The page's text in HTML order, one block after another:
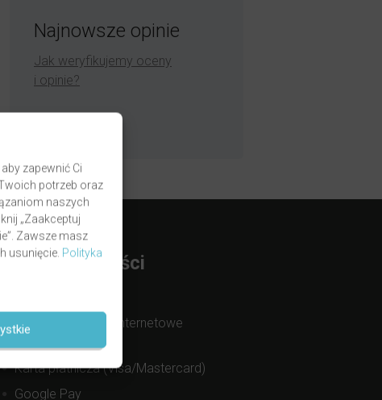
zapewnić Ci
potrzeb oraz
naszych
„Zaakceptuj
Zawsze masz
usunięcie. Polityka
Najnowsze opinie
Jak weryfikujemy oceny
i opinie?
Formy Płatności
Szybkie przelewy internetowe
Karta płatnicza (Visa/Mastercard)
Google Pay